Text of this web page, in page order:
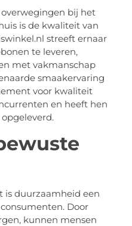
bij het
is de kwaliteit van
streeft ernaar
te leveren,
met vakmanschap
smaakervaring
voor kwaliteit
en heeft hen
is duurzaamheid een
Door
kunnen mensen